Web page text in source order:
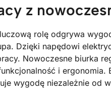
z
rolę odgrywa
Dzięki napędowi
Nowoczesne biurka
i
wygodę niezależnie od